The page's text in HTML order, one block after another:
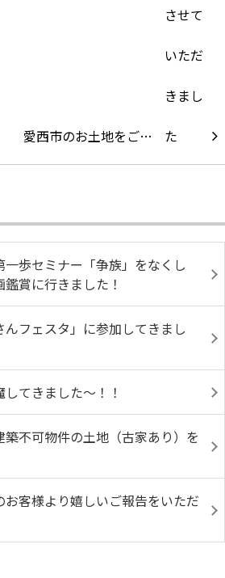
愛西市のお土地をご…
歩セミナー「争族」をなくし
鑑賞に行きました！
フェスタ」に参加してきまし
てきました～！！
不可物件の土地（古家あり）を
客様より嬉しいご報告をいただ